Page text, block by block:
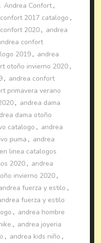
Andrea Confort,
2017 catalogo ,
2020 , andrea
confort
2019 , andrea
otoño invierno 2020 ,
, andrea confort
primavera verano
, andrea dama
dama otoño
catalogo , andrea
puma , andrea
linea catalogos
2020 , andrea
invierno 2020 ,
fuerza y estilo ,
fuerza y estilo
, andrea hombre
, andrea joyeria
, andrea kids niño ,